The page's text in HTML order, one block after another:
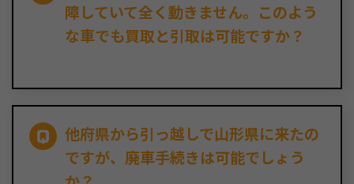
障していて全く動きません。このよう
な車でも買取と引取は可能ですか？
他府県から引っ越しで山形県に来たの
ですが、廃車手続きは可能でしょう